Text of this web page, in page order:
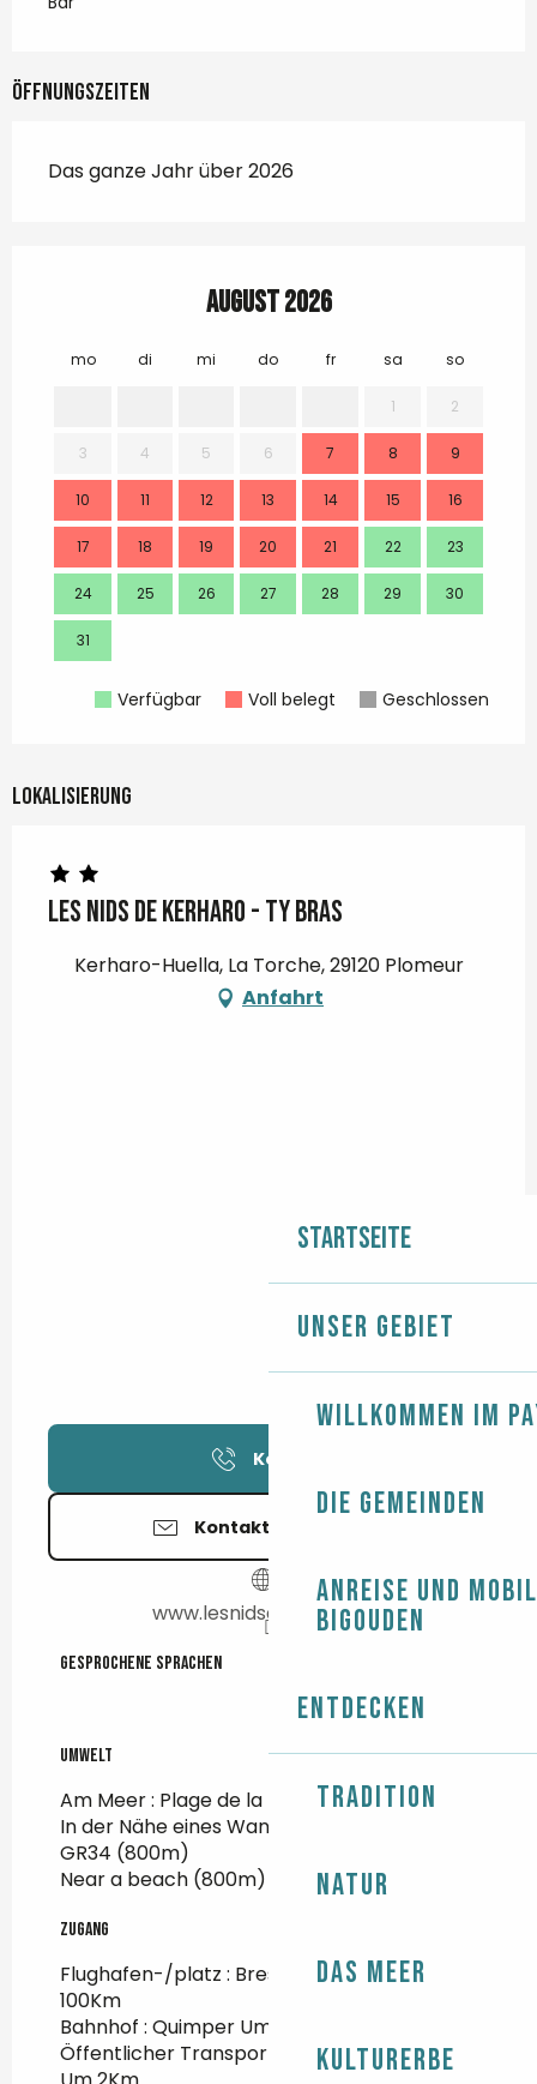
Startseite
Unser Gebiet
Willkommen im
Die Gemeinden
Anreise und
Bigouden
Entdecken
Tradition
Natur
Das Meer
Kulturerbe
Öffnungszeiten
Das ganze Jahr über 2026
August 2026
mo di mi do fr sa so
1 2
3 4 5 6 7 8 9
10 11 12 13 14 15 16
17 18 19 20 21 22 23
24 25 26 27 28 29 30
31
Verfügbar Voll belegt Geschlossen
Lokalisierung
Les Nids de Kerharo - Ty Bras
Kerharo-Huella, La Torche, 29120 Plomeur
Anfahrt
Kontakt
Kontaktieren Sie uns
www.lesnidsdekerharo.fr
Gesprochene Sprachen
Gesprochene Sprachen
Umwelt
Umwelt
Am Meer : Plage de la Torche(800m)
In der Nähe eines Wanderwegs :
GR34 (800m)
Near a beach (800m)
Zugang
Zugang
Flughafen-/platz : Brest Guipavas Um
100Km
Bahnhof : Quimper Um 29Km
Öffentlicher Transport : Arrêt de La Torche